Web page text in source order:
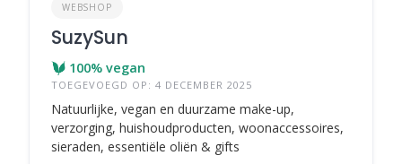
WEBSHOP
SuzySun
100% vegan
TOEGEVOEGD OP: 4 DECEMBER 2025
Natuurlijke, vegan en duurzame make-up,
verzorging, huishoudproducten, woonaccessoires,
sieraden, essentiële oliën & gifts